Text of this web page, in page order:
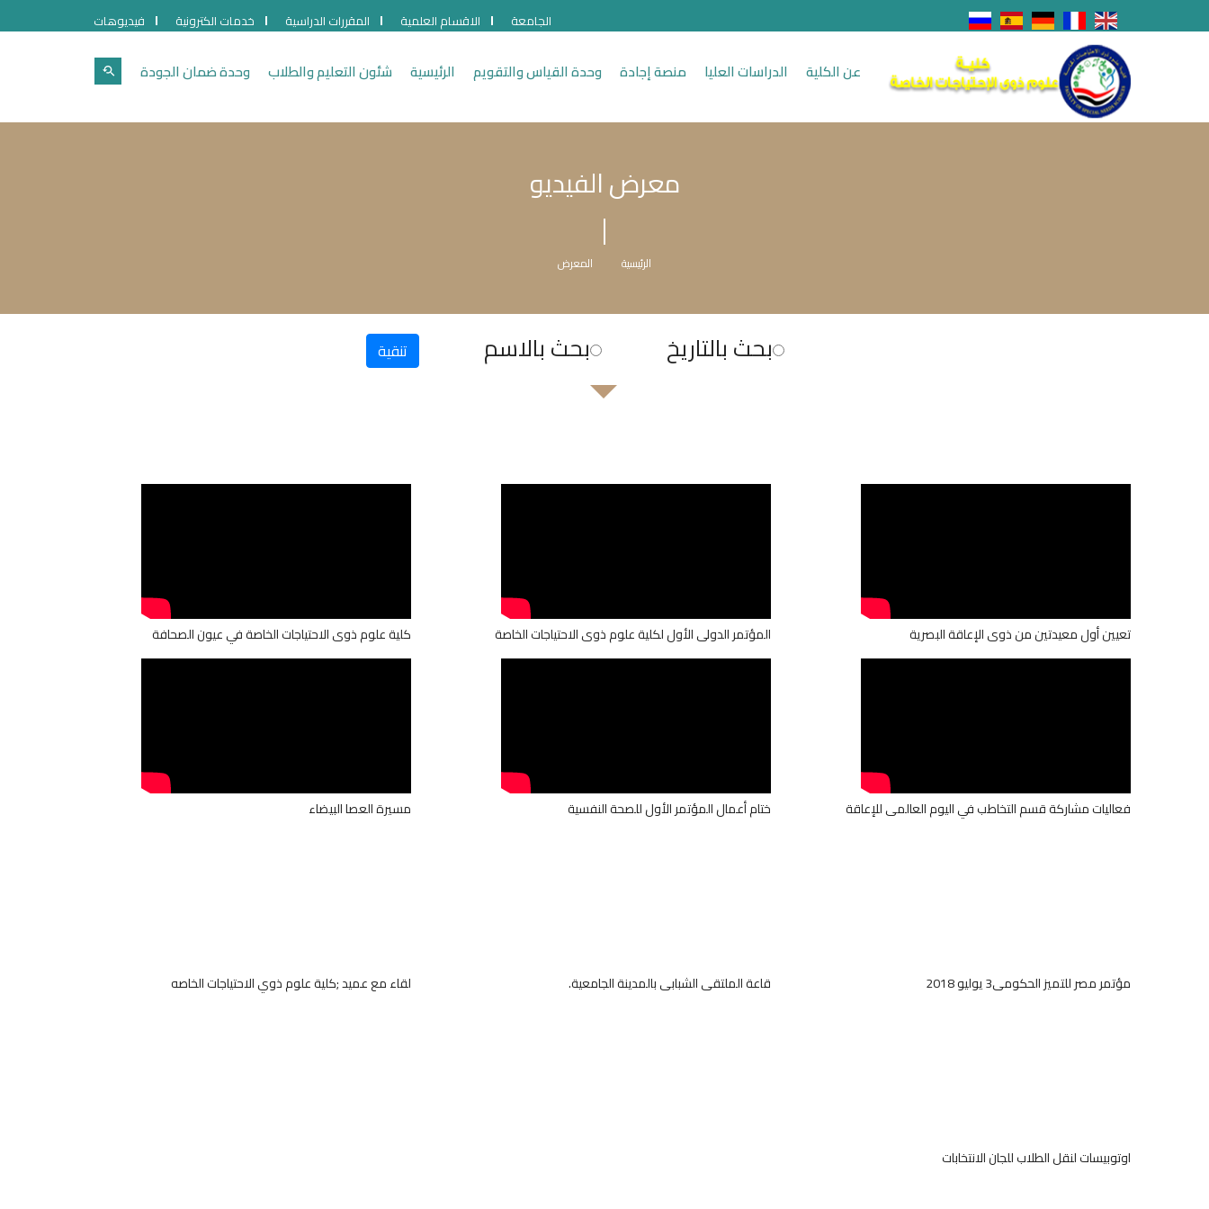
الجامعة الاقسام العلمية المقررات الدراسية خدمات الكترونية فيديوهات
عن الكلية الدراسات العليا منصة إجادة وحدة القياس والتقويم الرئيسية شئون التعليم والطلاب وحدة ضمان الجودة
معرض الفيديو
الرئيسية المعرض
بحث بالتاريخ بحث بالاسم
تعيين أول معيدتين من ذوى الإعاقة البصرية المؤتمر الدولى الأول لكلية علوم ذوى الاحتياجات الخاصة كلية علوم ذوى الاحتياجات الخاصة في عيون الصحافة
فعاليات مشاركة قسم التخاطب في اليوم العالمى للإعاقة ختام أعمال المؤتمر الأول للصحة النفسية مسيرة العصا البيضاء
مؤتمر مصر للتميز الحكومى3 يوليو 2018 قاعة الملتقى الشبابى بالمدينة الجامعية. لقاء مع عميد ;كلية علوم ذوي الاحتياجات الخاصه
اوتوبيسات لنقل الطلاب للجان الانتخابات